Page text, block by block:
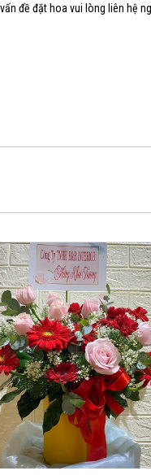
đề đặt hoa vui lòng liên hệ